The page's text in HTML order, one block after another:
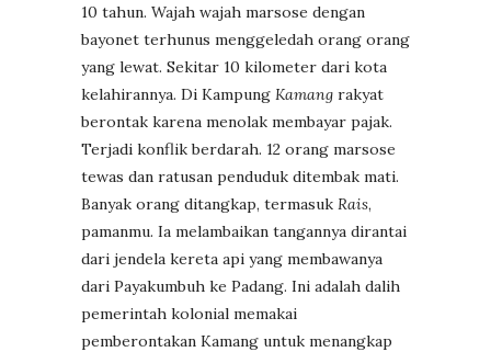
10 tahun. Wajah wajah marsose dengan
bayonet terhunus menggeledah orang orang
yang lewat. Sekitar 10 kilometer dari kota
kelahirannya. Di Kampung Kamang rakyat
berontak karena menolak membayar pajak.
Terjadi konflik berdarah. 12 orang marsose
tewas dan ratusan penduduk ditembak mati.
Banyak orang ditangkap, termasuk Rais,
pamanmu. Ia melambaikan tangannya dirantai
dari jendela kereta api yang membawanya
dari Payakumbuh ke Padang. Ini adalah dalih
pemerintah kolonial memakai
pemberontakan Kamang untuk menangkap